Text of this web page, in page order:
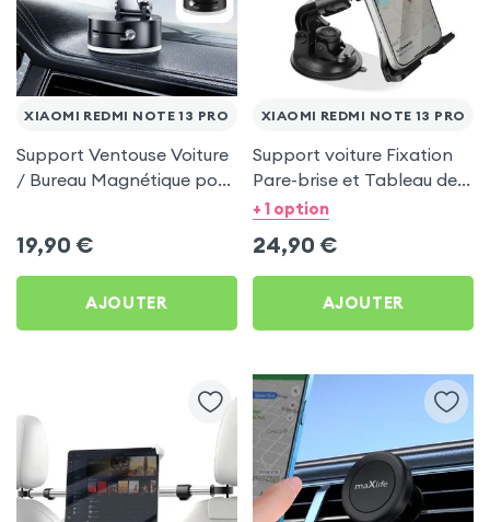
XIAOMI REDMI NOTE 13 PRO
Support Ventouse Voiture
/ Bureau Magnétique pour
19,90 €
AJOUTER
XIAOMI REDMI NOTE 13 PRO
Support voiture Fixation
Pare-brise et Tableau de
bord pour Xiaomi Redmi
+ 1 option
24,90 €
AJOUTER